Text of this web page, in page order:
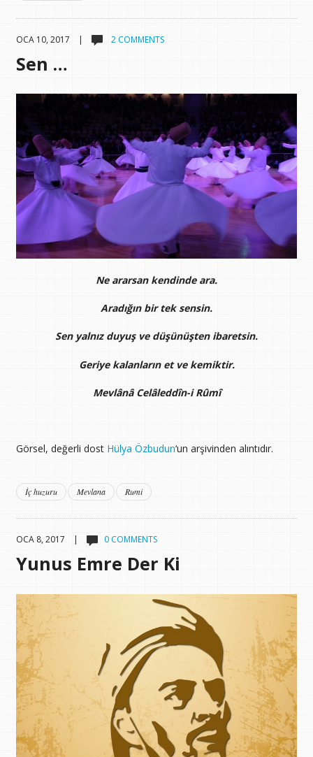
OCA 10, 2017 | 2 COMMENTS
Sen …
Ne ararsan kendinde ara.
Aradığın bir tek sensin.
Sen yalnız duyuş ve düşünüşten ibaretsin.
Geriye kalanların et ve kemiktir.
Mevlânâ Celâleddîn-i Rûmî
Görsel, değerli dost Hülya Özbudun‘un arşivinden alıntıdır.
İç huzuru Mevlana Rumi
OCA 8, 2017 | 0 COMMENTS
Yunus Emre Der Ki